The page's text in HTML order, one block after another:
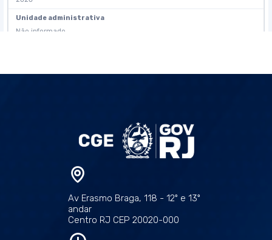
Av Erasmo Braga, 118 - 12º e 13º
andar
Centro RJ CEP 20020-000